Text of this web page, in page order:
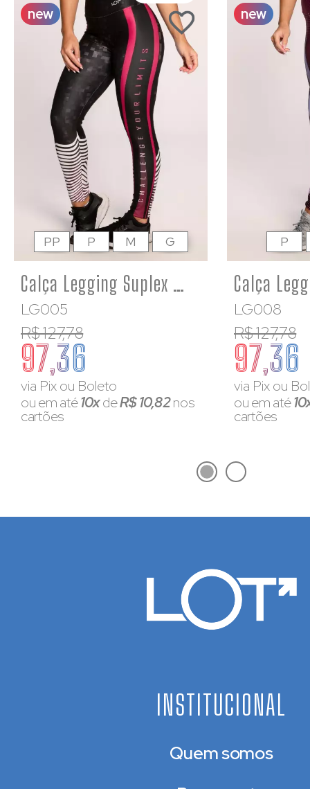
new
Calça Legging Suplex Estampado Preta Branco e Rosa Challenge
LG005
R$ 127,78
97,36
via Pix ou Boleto
ou em até10xdeR$ 10,82nos
cartões
PP P M G
new
LG008
R$ 127,78
97,36
via Pix ou
ou em até
cartões
P
INSTITUCIONAL
Quem somos